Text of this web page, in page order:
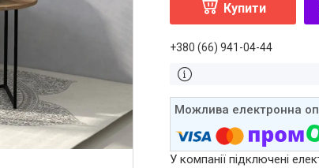
Купити
+380 (66) 941-04-44
У компанії підключені